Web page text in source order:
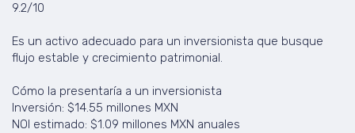
9.2/10
Es un activo adecuado para un inversionista que busque
flujo estable y crecimiento patrimonial.
Cómo la presentaría a un inversionista
Inversión: $14.55 millones MXN
NOI estimado: $1.09 millones MXN anuales